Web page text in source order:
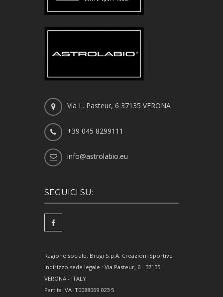
Via L. Pasteur, 6 37135 VERONA
+39 045 8299111
info@astrolabio.eu
SEGUICI SU:
Ragione sociale: Brugi S.p.A. Creazioni Sportive
Indirizzo sede legale : Via Pasteur, 6 - 37135 -
VERONA - ITALY
Partita IVA IT0088069 023 5